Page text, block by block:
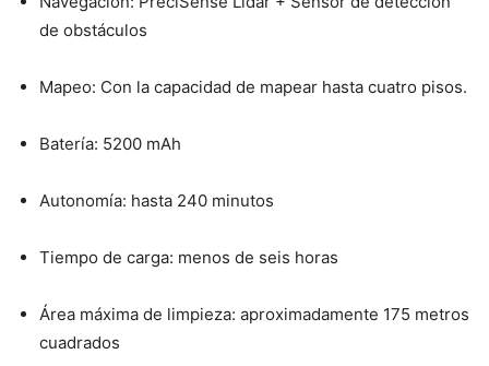
de obstáculos
Mapeo: Con la capacidad de mapear hasta cuatro pisos.
Batería: 5200 mAh
Autonomía: hasta 240 minutos
Tiempo de carga: menos de seis horas
Área máxima de limpieza: aproximadamente 175 metros
cuadrados